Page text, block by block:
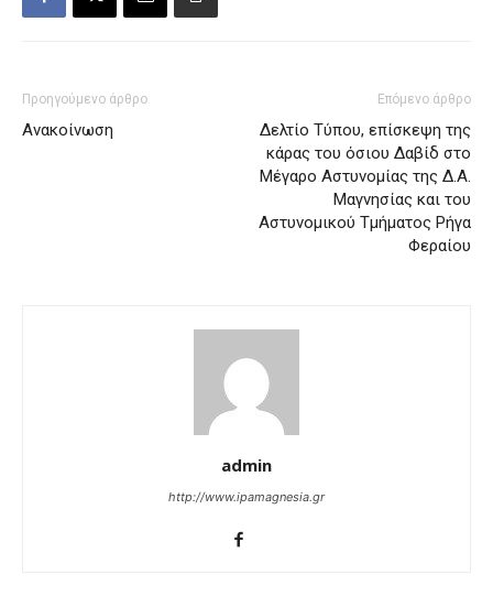
Προηγούμενο άρθρο
Ανακοίνωση
Επόμενο άρθρο
Δελτίο Tύπου, επίσκεψη της
κάρας του όσιου Δαβίδ στο
Μέγαρο Αστυνομίας της Δ.Α.
Μαγνησίας και του
Αστυνομικού Τμήματος Ρήγα
Φεραίου
admin
http://www.ipamagnesia.gr